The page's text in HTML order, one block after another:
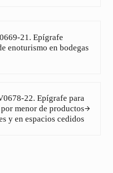
21. Epígrafe
enoturismo en bodegas
22. Epígrafe para
menor de productos
y en espacios cedidos